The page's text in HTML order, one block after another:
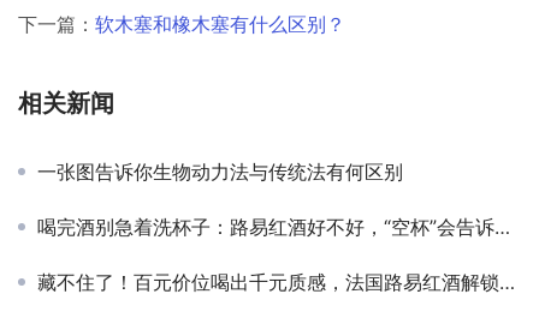
下一篇： 软木塞和橡木塞有什么区别？
相关新闻
一张图告诉你生物动力法与传统法有何区别
喝完酒别急着洗杯子：路易红酒好不好，“空杯”会告诉你实话
藏不住了！百元价位喝出千元质感，法国路易红酒解锁红酒消费新方式